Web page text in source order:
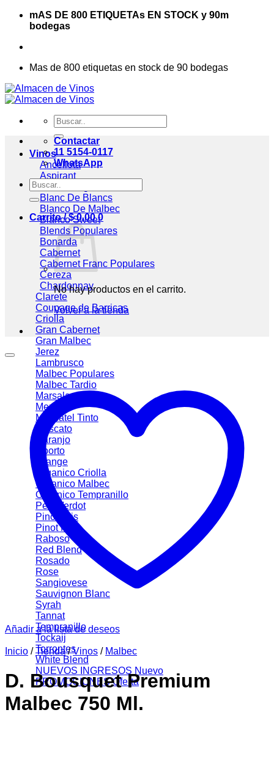
Saltar mAS DE 800 ETIQUETAs EN STOCK y 90m
bodegas
Mas de 800 etiquetas en stock de 90 bodegas
Buscar
por:
Vinos
Ancellota
Aspirant
Assemblage
Blanc De Blancs
Blanco De Malbec
Blanco Sweet
Blends
Bonarda
Cabernet
Cabernet Franc
Cereza
Chardonnay
Clarete
Coupage de Barricas
Criolla
Gran Cabernet
Gran Malbec
Jerez
Lambrusco
Malbec
Malbec Tardio
Marsala
Merlot
Moscatel Tinto
Moscato
Naranjo
Oporto
Orange
Organico Criolla
Organico Malbec
Organico Tempranillo
Petit Verdot
Pinot Gris
Pinot Noir
Raboso
Red Blend
Rosado
Rose
Sangiovese
Sauvignon Blanc
Syrah
Tannat
Tempranillo
Tockaij
Torrontes
White Blend
NUEVOS INGRESOS
PROMOCIONES
Contactar
11 5154-0117
WhatsApp
Buscar
por:
Carrito /$0,00 0
No hay productos en el carrito.
Volver a la tienda
Añadir a la lista de deseos
Inicio / Tienda / Vinos / Malbec
D. Bousquet Premium
Malbec 750 Ml.